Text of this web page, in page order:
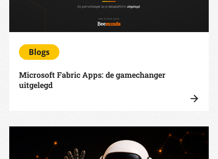
Blogs
Microsoft Fabric Apps: de gamechanger
uitgelegd